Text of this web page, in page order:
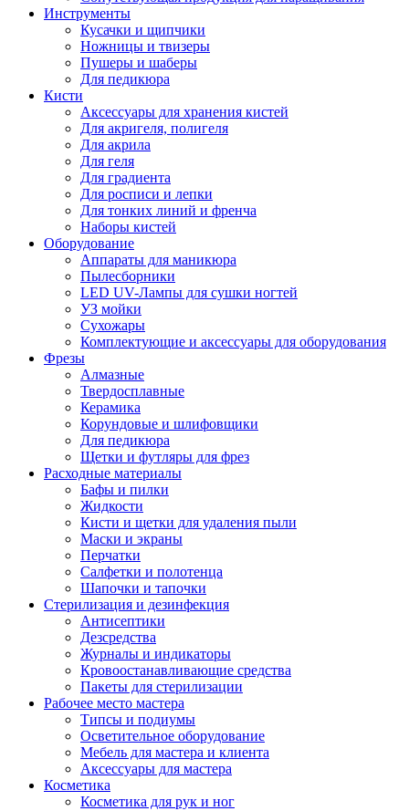
Инструменты
Кусачки и щипчики
Ножницы и твизеры
Пушеры и шаберы
Для педикюра
Кисти
Аксессуары для хранения кистей
Для акригеля, полигеля
Для акрила
Для геля
Для градиента
Для росписи и лепки
Для тонких линий и френча
Наборы кистей
Оборудование
Аппараты для маникюра
Пылесборники
LED UV-Лампы для сушки ногтей
УЗ мойки
Сухожары
Комплектующие и аксессуары для оборудования
Фрезы
Алмазные
Твердосплавные
Керамика
Корундовые и шлифовщики
Для педикюра
Щетки и футляры для фрез
Расходные материалы
Бафы и пилки
Жидкости
Кисти и щетки для удаления пыли
Маски и экраны
Перчатки
Салфетки и полотенца
Шапочки и тапочки
Стерилизация и дезинфекция
Антисептики
Дезсредства
Журналы и индикаторы
Кровоостанавливающие средства
Пакеты для стерилизации
Рабочее место мастера
Типсы и подиумы
Осветительное оборудование
Мебель для мастера и клиента
Аксессуары для мастера
Косметика
Косметика для рук и ног